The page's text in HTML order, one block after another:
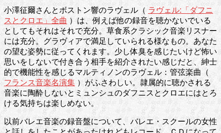
小澤征爾さんとボストン響のラヴェル（ ラヴェル:「ダフニ
スとクロエ」全曲 ）は、例えば他の録音を聴かないでいる
としてもそれはそれで充分。草食系クラシック音楽リスナー
には充分。グラヴィアで満足していられる様なもの。あなた
の望む姿勢に従ってくれます。少し体臭を感じたいけど怖い
思いをしないで付き合う相手を紹介されたい感じだと、紳士
的で機能性を感じるマルティノンのラヴェル：管弦楽曲（
フランス音楽名演集 ）がふさわしい。隷属的に聴かされる
音楽に陶酔しないとミュンシュのダフニスとクロエにはとろ
ける気持ちは楽しめない。
以前バレエ音楽の録音盤について、バレエ・スクールの女性